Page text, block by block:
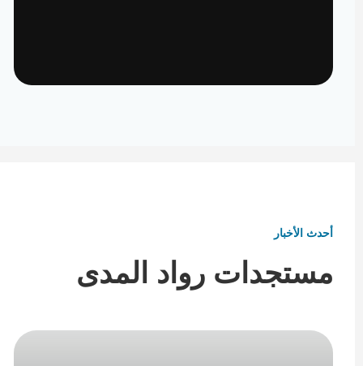
أحدث الأخبار
مستجدات رواد المدى